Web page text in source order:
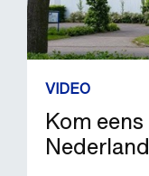
VIDEO
Kom
Nederland